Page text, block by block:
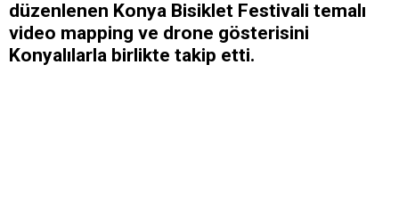
düzenlenen Konya Bisiklet Festivali temalı
video mapping ve drone gösterisini
Konyalılarla birlikte takip etti.